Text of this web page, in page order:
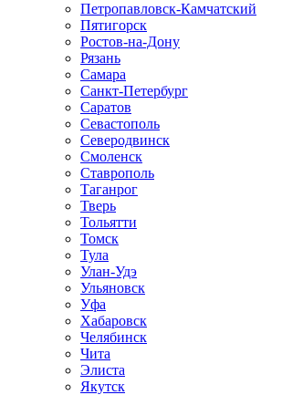
Петропавловск-Камчатский
Пятигорск
Ростов-на-Дону
Рязань
Самара
Санкт-Петербург
Саратов
Севастополь
Северодвинск
Смоленск
Ставрополь
Таганрог
Тверь
Тольятти
Томск
Тула
Улан-Удэ
Ульяновск
Уфа
Хабаровск
Челябинск
Чита
Элиста
Якутск